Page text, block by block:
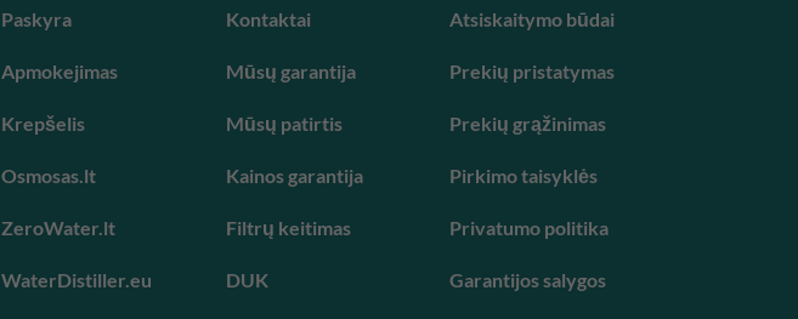
Paskyra
Apmokejimas
Krepšelis
Osmosas.lt
ZeroWater.lt
WaterDistiller.eu
Kontaktai
Mūsų garantija
Mūsų patirtis
Kainos garantija
Filtrų keitimas
DUK
Atsiskaitymo būdai
Prekių pristatymas
Prekių grąžinimas
Pirkimo taisyklės
Privatumo politika
Garantijos salygos